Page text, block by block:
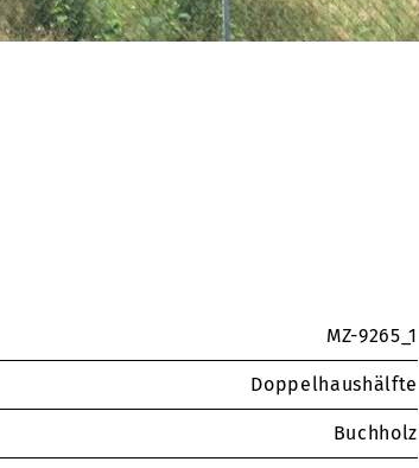
MZ-9265_1
Doppelhaushälfte
Buchholz